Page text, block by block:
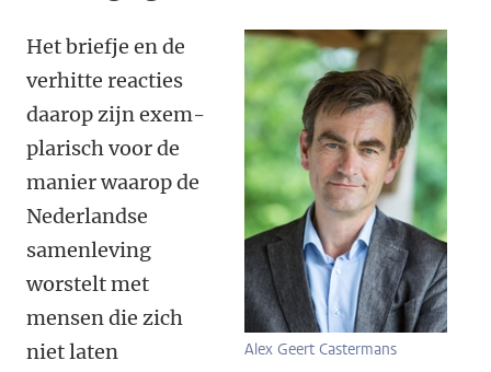
Alex Geert Castermans
Het briefje en de
verhitte reacties
daarop zijn exem­
plarisch voor de
manier waarop de
Nederlandse
samenleving
worstelt met
mensen die zich
niet laten